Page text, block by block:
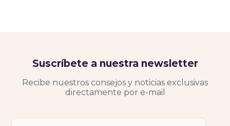
Suscríbete a nuestra newsletter
Recibe nuestros consejos y noticias exclusivas
directamente por e-mail